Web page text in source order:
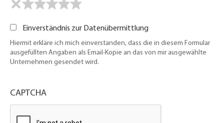
Einverständnis zur Datenübermittlung
Hiermit erkläre ich mich einverstanden, dass die in diesem Formular
ausgefüllten Angaben als Email-Kopie an das von mir ausgewählte
Unternehmen gesendet wird.
CAPTCHA